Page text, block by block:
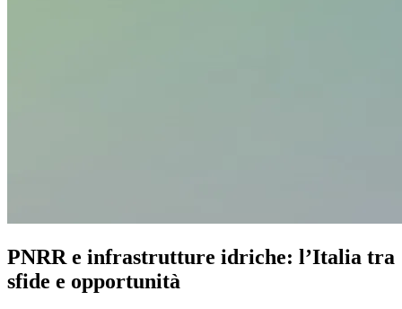
PNRR e infrastrutture idriche: l’Italia tra
sfide e opportunità